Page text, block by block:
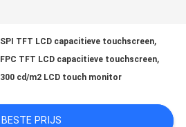
SPI TFT LCD capacitieve touchscreen,
FPC TFT LCD capacitieve touchscreen,
300 cd/m2 LCD touch monitor
BESTE PRIJS